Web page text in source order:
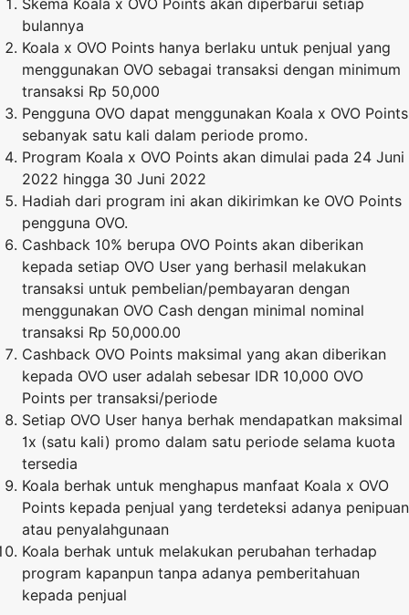
Skema Koala x OVO Points akan diperbarui setiap
bulannya
Koala x OVO Points hanya berlaku untuk penjual yang
menggunakan OVO sebagai transaksi dengan minimum
transaksi Rp 50,000
Pengguna OVO dapat menggunakan Koala x OVO Points
sebanyak satu kali dalam periode promo.
Program Koala x OVO Points akan dimulai pada 24 Juni
2022 hingga 30 Juni 2022
Hadiah dari program ini akan dikirimkan ke OVO Points
pengguna OVO.
Cashback 10% berupa OVO Points akan diberikan
kepada setiap OVO User yang berhasil melakukan
transaksi untuk pembelian/pembayaran dengan
menggunakan OVO Cash dengan minimal nominal
transaksi Rp 50,000.00
Cashback OVO Points maksimal yang akan diberikan
kepada OVO user adalah sebesar IDR 10,000 OVO
Points per transaksi/periode
Setiap OVO User hanya berhak mendapatkan maksimal
1x (satu kali) promo dalam satu periode selama kuota
tersedia
Koala berhak untuk menghapus manfaat Koala x OVO
Points kepada penjual yang terdeteksi adanya penipuan
atau penyalahgunaan
Koala berhak untuk melakukan perubahan terhadap
program kapanpun tanpa adanya pemberitahuan
kepada penjual